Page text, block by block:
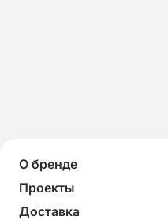
О бренде
Проекты
Доставка